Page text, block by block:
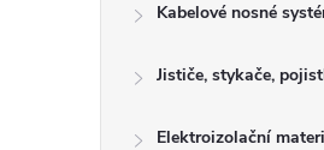
Kabelové nosné
Jističe, stykače,
Elektroizolační